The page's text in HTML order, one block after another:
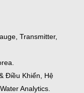
Transmitter,
Điều Khiển, Hệ
Analytics.